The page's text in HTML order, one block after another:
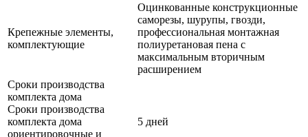
Крепежные элементы,
комплектующие
Оцинкованные конструкционные
саморезы, шурупы, гвозди,
профессиональная монтажная
полиуретановая пена с
максимальным вторичным
расширением
Сроки производства
комплекта дома
Сроки производства
комплекта дома
ориентировочные и
5 дней